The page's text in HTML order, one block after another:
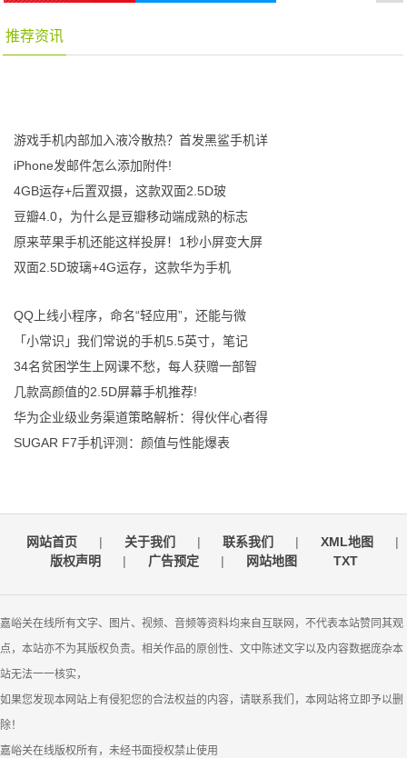
推荐资讯
游戏手机内部加入液冷散热？首发黑鲨手机详
iPhone发邮件怎么添加附件!
4GB运存+后置双摄，这款双面2.5D玻
豆瓣4.0，为什么是豆瓣移动端成熟的标志
原来苹果手机还能这样投屏！1秒小屏变大屏
双面2.5D玻璃+4G运存，这款华为手机
QQ上线小程序，命名“轻应用”，还能与微
「小常识」我们常说的手机5.5英寸，笔记
34名贫困学生上网课不愁，每人获赠一部智
几款高颜值的2.5D屏幕手机推荐!
华为企业级业务渠道策略解析：得伙伴心者得
SUGAR F7手机评测：颜值与性能爆表
网站首页 | 关于我们 | 联系我们 | XML地图
|
版权声明
| 广告预定 | 网站地图 TXT
嘉峪关在线所有文字、图片、视频、音频等资料均来自互联网，不代表本站赞同其观
点，本站亦不为其版权负责。相关作品的原创性、文中陈述文字以及内容数据庞杂本
站无法一一核实，
如果您发现本网站上有侵犯您的合法权益的内容，请联系我们，本网站将立即予以删
除！
嘉峪关在线版权所有，未经书面授权禁止使用